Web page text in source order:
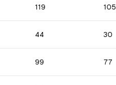
119 105
44 30
99 77